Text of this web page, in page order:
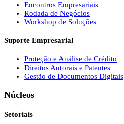
Encontros Empresariais
Rodada de Negócios
Workshop de Soluções
Suporte Empresarial
Proteção e Análise de Crédito
Direitos Autorais e Patentes
Gestão de Documentos Digitais
Núcleos
Setoriais